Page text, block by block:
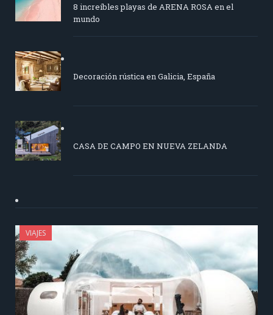
8 increíbles playas de ARENA ROSA en el
mundo
Decoración rústica en Galicia, España
CASA DE CAMPO EN NUEVA ZELANDA
VIAJES